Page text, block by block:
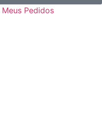
Meus Pedidos